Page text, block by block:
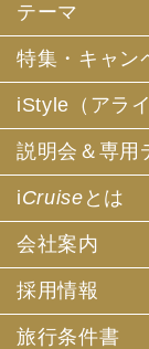
テーマ
特集・キャン
iStyle（アラ
説明会＆専用
iCruise とは
会社案内
採用情報
旅行条件書